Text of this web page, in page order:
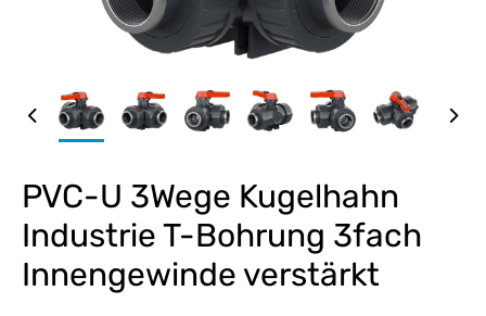
PVC-U 3Wege Kugelhahn
Industrie T-Bohrung 3fach
Innengewinde verstärkt